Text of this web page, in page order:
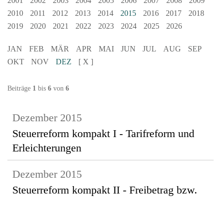
2010
2011 2012 2013 2014 2015 2016 2017
2018
2019
2020 2021 2022 2023 2024 2025 2026
JAN FEB MÄR APR MAI JUN JUL AUG
SEP
OKT
NOV DEZ [ X ]
Beiträge 1 bis 6 von 6
Dezember 2015
Steuerreform kompakt I - Tarifreform und
Erleichterungen
Dezember 2015
Steuerreform kompakt II - Freibetrag bzw.